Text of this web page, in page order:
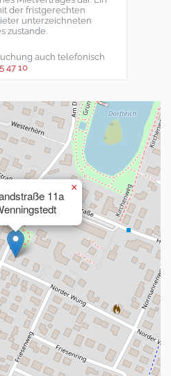
der fristgerechten
unterzeichneten
zustande.
auch telefonisch
47 10
11a
×